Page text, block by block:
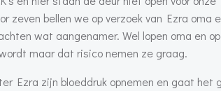
zeven bellen we op verzoek van Ezra oma
wat aangenamer. Wel lopen oma en
maar dat risico nemen ze graag.
Ezra zijn bloeddruk opnemen en gaat het